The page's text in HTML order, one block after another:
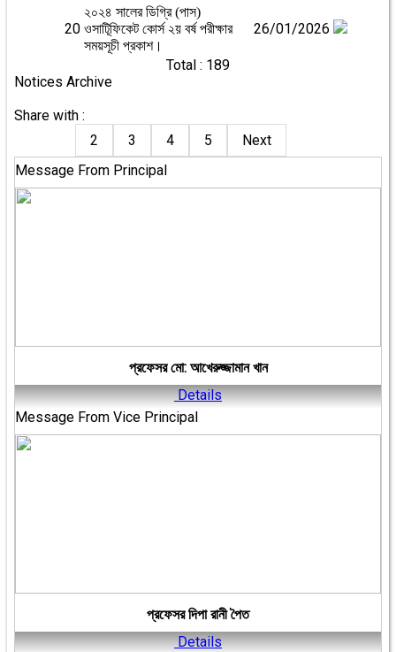
20
২০২৪ সালের ডিগ্রি (পাস)
ওসাটিূফিকেট কোর্স ২য় বর্ষ পরীক্ষার
সময়সূচী প্রকাশ।
26/01/2026
Total : 189
Notices Archive
Share with :
2
3 4 5
Next
Message From Principal
প্রফেসর মো: আখেরুজ্জামান খান
Details
Message From Vice Principal
প্রফেসর দিপা রানী পৈত
Details